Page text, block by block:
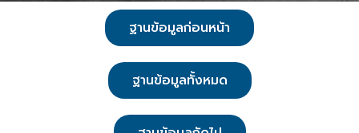
ฐานข้อมูลก่อนหน้า
ฐานข้อมูลทั้งหมด